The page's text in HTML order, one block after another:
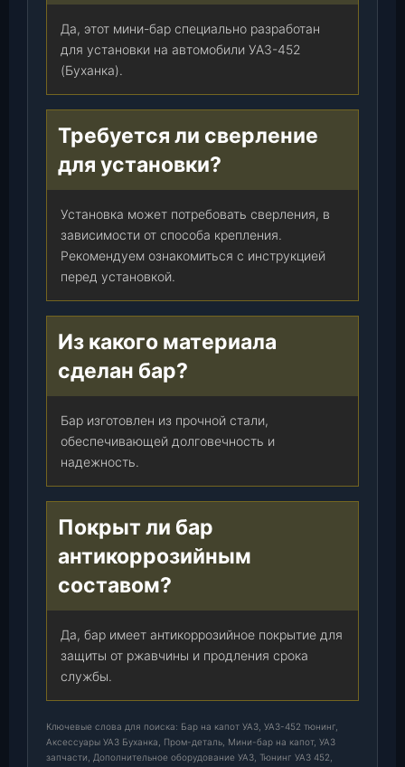
Да, этот мини-бар специально разработан
для установки на автомобили УАЗ-452
(Буханка).
Требуется ли сверление
для установки?
Установка может потребовать сверления, в
зависимости от способа крепления.
Рекомендуем ознакомиться с инструкцией
перед установкой.
Из какого материала
сделан бар?
Бар изготовлен из прочной стали,
обеспечивающей долговечность и
надежность.
Покрыт ли бар
антикоррозийным
составом?
Да, бар имеет антикоррозийное покрытие для
защиты от ржавчины и продления срока
службы.
Ключевые слова для поиска: Бар на капот УАЗ, УАЗ-452 тюнинг,
Аксессуары УАЗ Буханка, Пром-деталь, Мини-бар на капот, УАЗ
запчасти, Дополнительное оборудование УАЗ, Тюнинг УАЗ 452,